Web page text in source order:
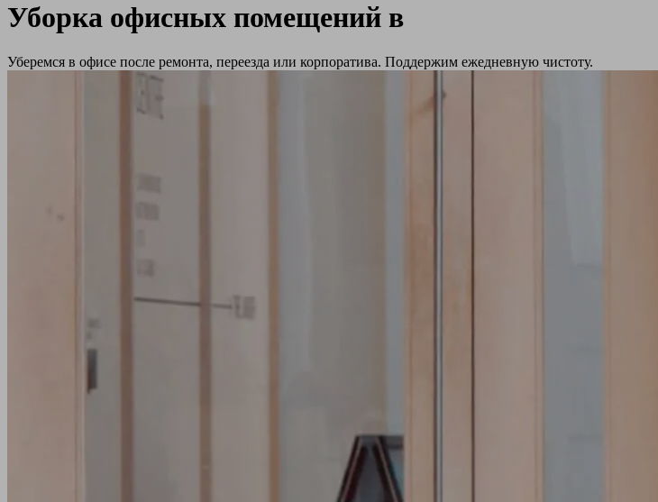
Уборка офисных помещений в
Уберемся в офисе после ремонта, переезда или корпоратива. Поддержим ежедневную чистоту.